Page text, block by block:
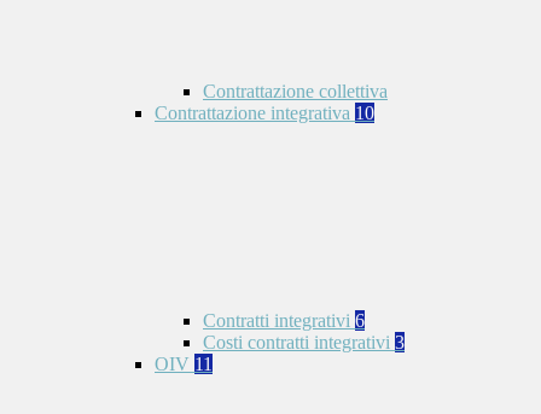
Contrattazione collettiva
Contrattazione integrativa 10
Contratti integrativi 6
Costi contratti integrativi 3
OIV 11